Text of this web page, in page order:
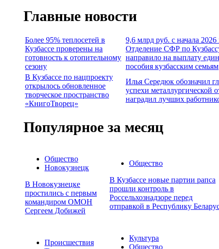
Главные новости
Более 95% теплосетей в
Кузбассе проверены на
готовность к отопительному
сезону
9,6 млрд руб. с начала 2026
Отделение СФР по
направило на выплату
пособия кузбасским семьям
В Кузбассе по нацпроекту
открылось обновленное
творческое пространство
«КнигоТворец»
Илья Середюк обозначил
успехи металлургической
наградил лучших
Популярное за месяц
Общество
Новокузнецк
В Новокузнецке
простились с первым
командиром ОМОН
Сергеем Добижей
Общество
В Кузбассе новые партии рапса
прошли контроль в
Россельхознадзоре перед
отправкой в Республику
Происшествия
Культура
Общество